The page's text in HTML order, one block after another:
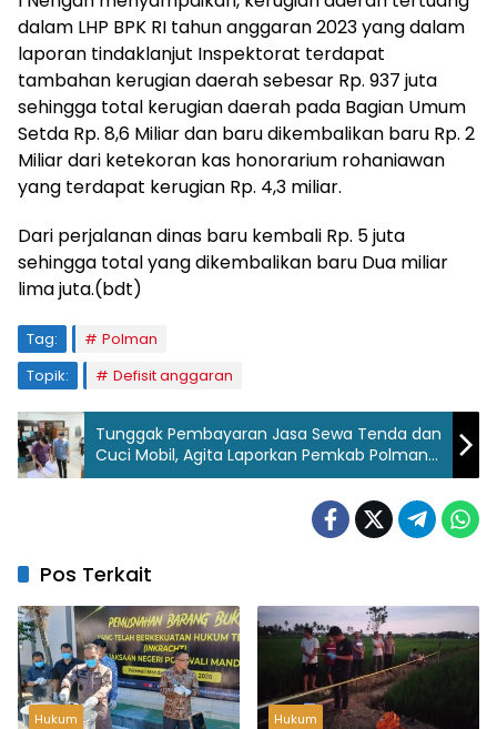
dalam LHP BPK RI tahun anggaran 2023 yang dalam
laporan tindaklanjut Inspektorat terdapat
tambahan kerugian daerah sebesar Rp. 937 juta
sehingga total kerugian daerah pada Bagian Umum
Setda Rp. 8,6 Miliar dan baru dikembalikan baru Rp. 2
Miliar dari ketekoran kas honorarium rohaniawan
yang terdapat kerugian Rp. 4,3 miliar.
Dari perjalanan dinas baru kembali Rp. 5 juta
sehingga total yang dikembalikan baru Dua miliar
lima juta.(bdt)
Tag:
Polman
Topik:
Defisit anggaran
Tunggak Pembayaran Jasa Sewa Tenda dan
Cuci Mobil, Agita Laporkan Pemkab Polman
ke Polres
Pos Terkait
Hukum Hukum